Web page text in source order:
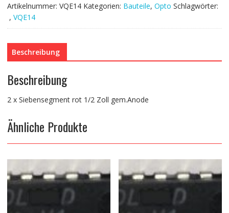
Artikelnummer: VQE14 Kategorien: Bauteile, Opto Schlagwörter:
, VQE14
Beschreibung
Beschreibung
2 x Siebensegment rot 1/2 Zoll gem.Anode
Ähnliche Produkte